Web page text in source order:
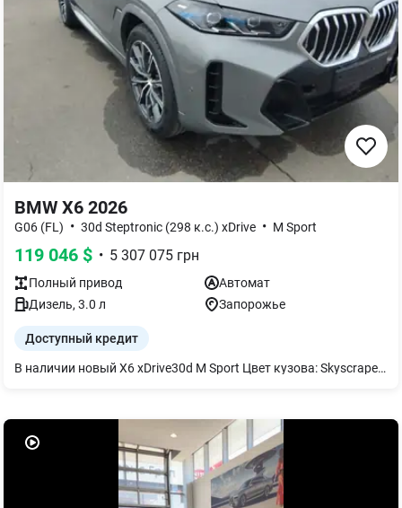
BMW X6 2026
G06 (FL) • 30d Steptronic (298 к.с.) xDrive • M Sport
119 046 $ • 5 307 075 грн
Полный привод
Автомат
Дизель, 3.0 л Запорожье
Доступный кредит
В наличии новый X6 xDrive30d M Sport Цвет кузова: Skyscraper Grey metallic Цвет интерьера: Обивка из искусственной кожи `Sensafin` с декоративной прострочкой Coffee Шины `Runflat` 6AF Legal emergency call 7RS Пакет `Comfort` 4HA Подогрев передних и задних сидений 4HB Передний пакет подогрева 44A Термоподстаканник 9CY Украинский пакет (Ukrainian package) 302 Протиугонная система со сканером салона 323 Автоматические доводчики дверей 420 Солнцезащитное стекло 423 Велюровые коврики 453 Активная вентиляция передних сидений 456 Комфортные передние сиденья 552 Адаптивные светодиодные фары 688 Акустическая система `Harman Kardon` 2PA Болты-секретки для колес 2VB Индикатор давления в шинах 2VR Адаптивная пневматическая подвеска 3DN Решетка радиатора BMW `Iconig Glow` 3KA Аккустическое остекление 4A2 Оформление `CraftedClarity` 5AS Driving Assistant 5DW Помощь при парковке Professional 6AC Интеллектуальный экстернальный вызов 6AE Teleservices 6AK ConnectedDrive Services 6C6 Пакет Connected неограниченный 6NX Беспроводная зарядка с охлаждением устройства 85A Меню на украинском языке 89Z Руководство пользователя на украинском языке